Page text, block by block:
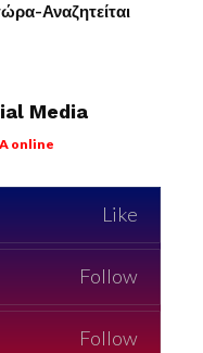
Αναζητείται
Media
online
Like
Follow
Follow